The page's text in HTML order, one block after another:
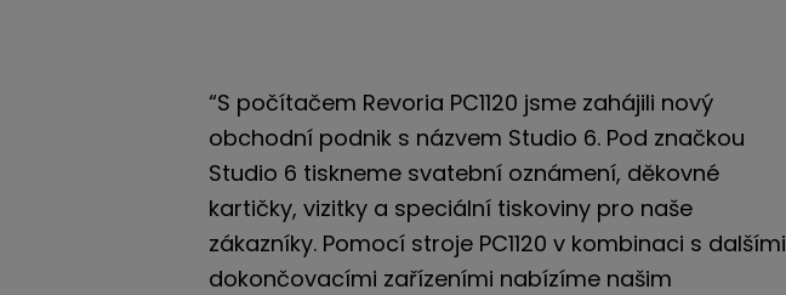
“S počítačem Revoria PC1120 jsme zahájili nový
obchodní podnik s názvem Studio 6. Pod značkou
Studio 6 tiskneme svatební oznámení, děkovné
kartičky, vizitky a speciální tiskoviny pro naše
zákazníky. Pomocí stroje PC1120 v kombinaci s dalšími
dokončovacími zařízeními nabízíme našim